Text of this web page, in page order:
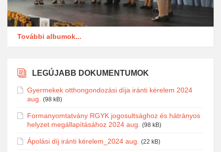
További albumok...
LEGÚJABB DOKUMENTUMOK
Gyermekek otthongondozási díja iránti kérelem 2024
aug.
(98 kB)
Formanyomtatvány RGYK jogosultsághoz és hátrányos
helyzet megállapításához 2024 aug.
(98 kB)
Ápolási díj iránti kérelem_2024 aug. (22 kB)